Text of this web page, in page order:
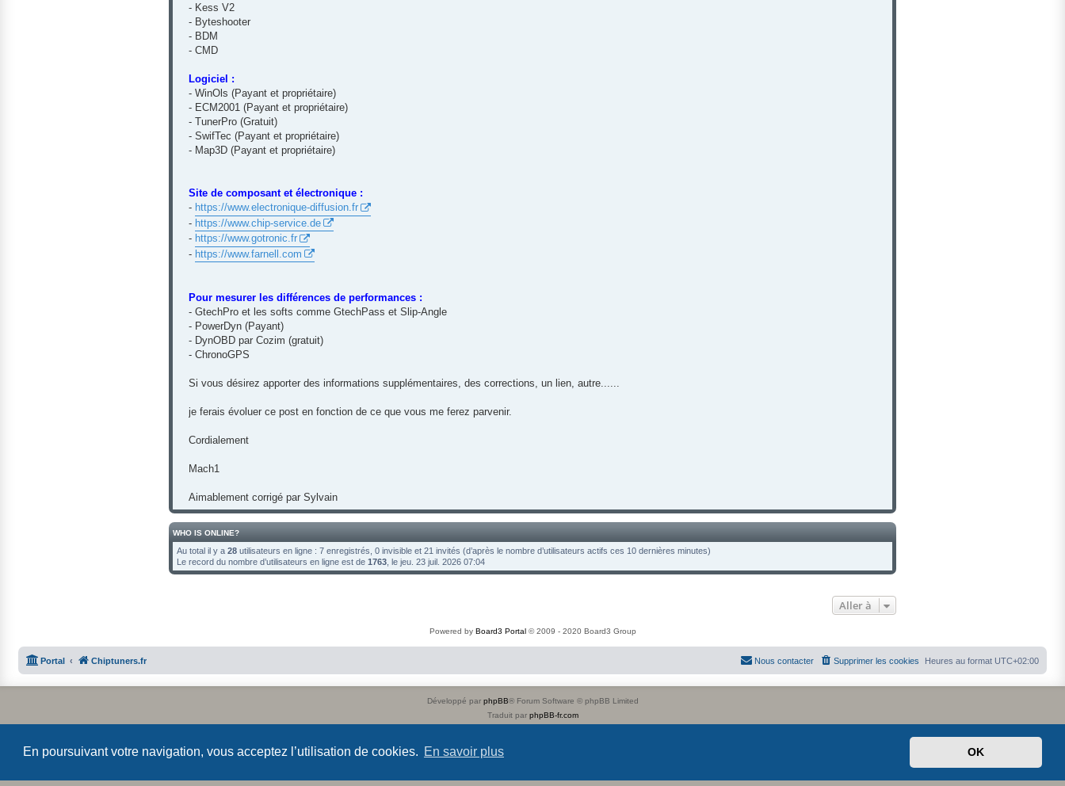
En poursuivant votre navigation, vous acceptez l’utilisation de cookies. En savoir plus OK
- Kess V2
- Byteshooter
- BDM
- CMD
Logiciel :
- WinOls (Payant et propriétaire)
- ECM2001 (Payant et propriétaire)
- TunerPro (Gratuit)
- SwifTec (Payant et propriétaire)
- Map3D (Payant et propriétaire)
Site de composant et électronique :
- https://www.electronique-diffusion.fr
- https://www.chip-service.de
- https://www.gotronic.fr
- https://www.farnell.com
Pour mesurer les différences de performances :
- GtechPro et les softs comme GtechPass et Slip-Angle
- PowerDyn (Payant)
- DynOBD par Cozim (gratuit)
- ChronoGPS
Si vous désirez apporter des informations supplémentaires, des corrections, un lien, autre......
je ferais évoluer ce post en fonction de ce que vous me ferez parvenir.
Cordialement
Mach1
Aimablement corrigé par Sylvain
WHO IS ONLINE?
Au total il y a 28 utilisateurs en ligne : 7 enregistrés, 0 invisible et 21 invités (d’après le nombre d’utilisateurs actifs ces 10 dernières minutes)
Le record du nombre d’utilisateurs en ligne est de 1763 , le jeu. 23 juil. 2026 07:04
Aller à
Powered by Board3 Portal© 2009 - 2020 Board3 Group
Portal Chiptuners.fr Heures au format UTC+02:00
Supprimer les cookies
Nous contacter
Développé par phpBB® Forum Software © phpBB Limited
Traduit par phpBB-fr.com